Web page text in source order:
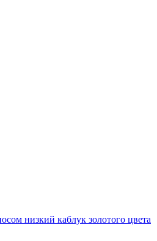
низкий каблук золотого цвета